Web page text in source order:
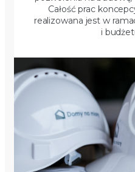
Całość prac
realizowana jest w
i